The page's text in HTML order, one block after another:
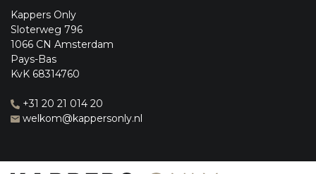
Kappers Only
Sloterweg 796
1066 CN Amsterdam
Pays-Bas
KvK 68314760
+31 20 21 014 20
welkom@kappersonly.nl